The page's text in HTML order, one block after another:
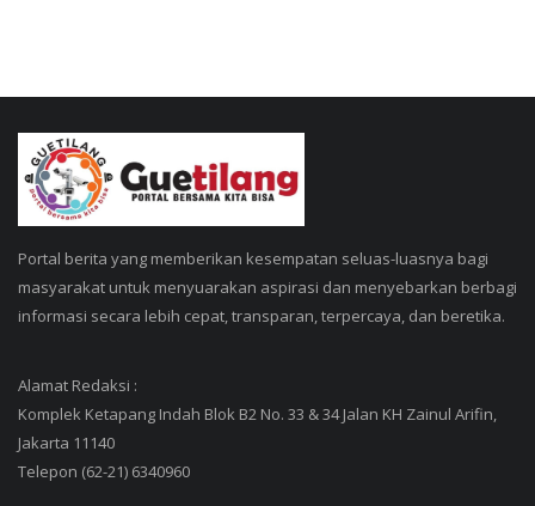
Portal berita yang memberikan kesempatan seluas-luasnya bagi
masyarakat untuk menyuarakan aspirasi dan menyebarkan berbagi
informasi secara lebih cepat, transparan, terpercaya, dan beretika.
Alamat Redaksi :
Komplek Ketapang Indah Blok B2 No. 33 & 34 Jalan KH Zainul Arifin,
Jakarta 11140
Telepon (62-21) 6340960